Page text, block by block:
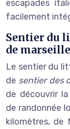
escapades
facilement
Sentier du
de
Le sentier du
de sentier des
de découvrir
de randonnée
kilomètres, de